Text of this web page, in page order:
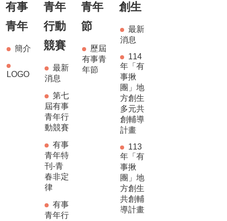
有事
青年
簡介
LOGO
青年
行動
競賽
最新
消息
第七
屆有事
青年行
動競賽
有事
青年特
刊-青
春非定
律
有事
青年行
青年
節
歷屆
有事青
年節
創生
最新
消息
114
年「有
事揪
團」地
方創生
多元共
創輔導
計畫
113
年「有
事揪
團」地
方創生
共創輔
導計畫